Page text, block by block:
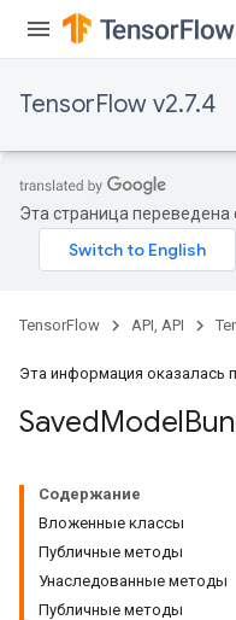
TensorFlow v2.7.4
Эта страница
TensorFlow API, API
Эта информация оказалась
SavedModel
Содержание
Вложенные классы
Публичные методы
Унаследованные методы
Публичные методы